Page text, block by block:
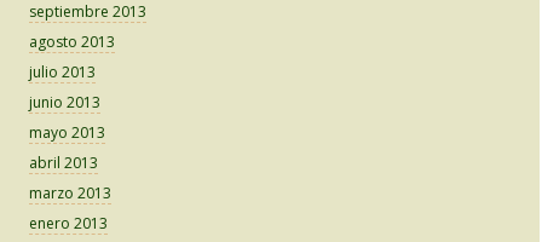
septiembre 2013
agosto 2013
julio 2013
junio 2013
mayo 2013
abril 2013
marzo 2013
enero 2013